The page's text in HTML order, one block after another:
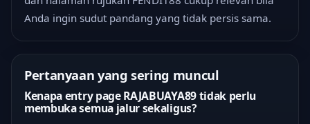
Anda ingin sudut pandang yang tidak persis sama.
Pertanyaan yang sering muncul
Kenapa entry page RAJABUAYA89 tidak perlu
membuka semua jalur sekaligus?